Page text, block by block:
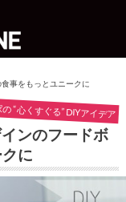
事をもっとユニークに
“心くすぐる” DIYアイデア
ンのフードボ
に